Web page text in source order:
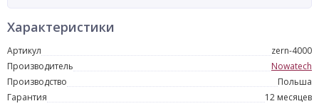
Характеристики
Артикул
zern-4000
Производитель
Nowatech
Производство
Польша
Гарантия
12 месяцев